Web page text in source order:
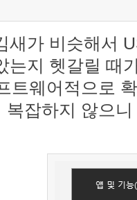
새가 비슷해서
는지 헷갈릴 때
트웨어적으로
복잡하지 않으